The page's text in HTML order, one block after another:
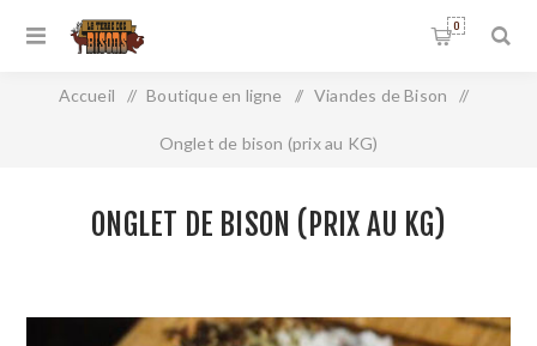
0
Accueil / Boutique en ligne / Viandes de Bison /
Onglet de bison (prix au KG)
ONGLET DE BISON (PRIX AU KG)